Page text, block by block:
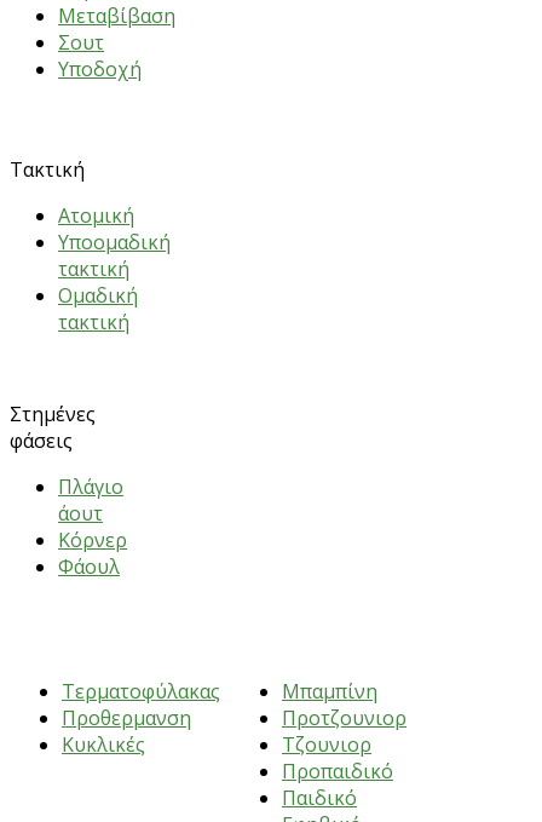
Mεταβίβαση
Σουτ
Υποδοχή
Τακτική
Ατομική
Υποομαδική
τακτική
Ομαδική
τακτική
Στημένες
φάσεις
Πλάγιο
άουτ
Κόρνερ
Φάουλ
Τερματοφύλακας
Προθερμανση
Κυκλικές
Μπαμπίνη
Προτζουνιορ
Τζουνιορ
Προπαιδικό
Παιδικό